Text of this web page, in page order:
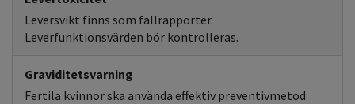
Leversvikt finns som fallrapporter.
Leverfunktionsvärden bör kontrolleras.
Graviditetsvarning
Fertila kvinnor ska använda effektiv preventivmetod